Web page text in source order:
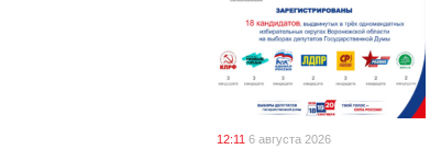
12:11 6 августа 2026